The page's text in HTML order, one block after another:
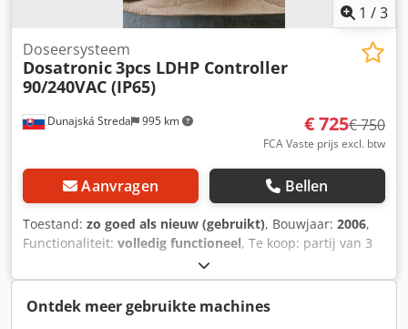
1 /3
Dunajská Streda 995 km
Doseersysteem
Dosatronic3pcs LDHP Controller
90/240VAC (IP65)
€ 725€ 750
FCA Vaste prijs excl. btw
Aanvragen Bellen
Toestand: zo goed als nieuw (gebruikt), Bouwjaar: 2006,
Functionaliteit: volledig functioneel, Te koop: partij van 3
Dosatronic LDHP pH-controllers voor chemische
doseersystemen. Dwodpsyw Riqefx Adroa Fabrikant:
Dosatronic Model / type: LDHP pH-controller Aantal: 3 stuks
Toepassing: pH-regeling / chemische doseersystemen
Ontdek meer gebruikte machines